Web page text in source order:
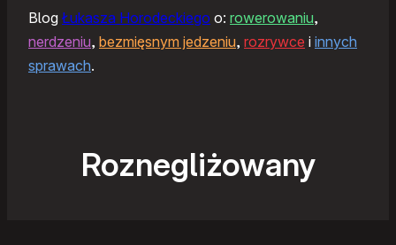
Blog Łukasza Horodeckiego o: rowerowaniu,
nerdzeniu, bezmięsnym jedzeniu, rozrywce i innych
sprawach.
Roznegliżowany